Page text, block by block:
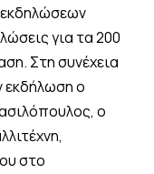
για τα 200
Στη συνέχεια
εκδήλωση ο
ο
στο